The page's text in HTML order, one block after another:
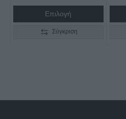
through
Επιλογή
Σύγκριση